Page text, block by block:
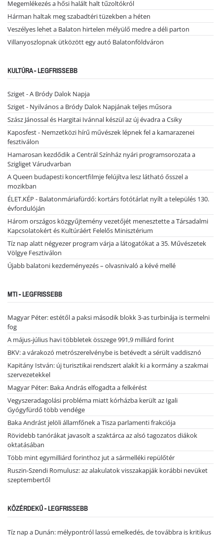
Megemlékezés a hősi halált halt tűzoltókról
Hárman haltak meg szabadtéri tüzekben a héten
Veszélyes lehet a Balaton hirtelen mélyülő medre a déli parton
Villanyoszlopnak ütközött egy autó Balatonföldváron
KULTÚRA - LEGFRISSEBB
Sziget - A Bródy Dalok Napja
Sziget - Nyilvános a Bródy Dalok Napjának teljes műsora
Szász Jánossal és Hargitai Ivánnal készül az új évadra a Csiky
Kaposfest - Nemzetközi hírű művészek lépnek fel a kamarazenei
fesztiválon
Hamarosan kezdődik a Centrál Színház nyári programsorozata a
Szigliget Várudvarban
A Queen budapesti koncertfilmje felújítva lesz látható ősszel a
mozikban
ÉLET.KÉP - Balatonmáriafürdő: kortárs fotótárlat nyílt a település 130.
évfordulóján
Három országos közgyűjtemény vezetőjét menesztette a Társadalmi
Kapcsolatokért és Kultúráért Felelős Minisztérium
Tíz nap alatt négyezer program várja a látogatókat a 35. Művészetek
Völgye Fesztiválon
Újabb balatoni kezdeményezés – olvasnivaló a kévé mellé
MTI - LEGFRISSEBB
Magyar Péter: estétől a paksi második blokk 3-as turbinája is termelni
fog
A május-július havi többletek összege 991,9 milliárd forint
BKV: a várakozó metrószerelvénybe is betévedt a sérült vaddisznó
Kapitány István: új turisztikai rendszert alakít ki a kormány a szakmai
szervezetekkel
Magyar Péter: Baka András elfogadta a felkérést
Vegyszeradagolási probléma miatt kórházba került az Igali
Gyógyfürdő több vendége
Baka Andrást jelöli államfőnek a Tisza parlamenti frakciója
Rövidebb tanórákat javasolt a szaktárca az alsó tagozatos diákok
oktatásában
Több mint egymilliárd forinthoz jut a sármelléki repülőtér
Ruszin-Szendi Romulusz: az alakulatok visszakapják korábbi nevüket
szeptembertől
KÖZÉRDEKŰ - LEGFRISSEBB
Tíz nap a Dunán: mélypontról lassú emelkedés, de továbbra is kritikus